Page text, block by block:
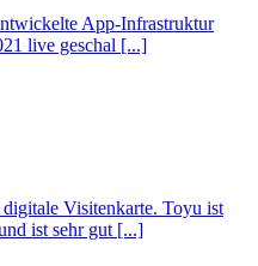
App-Infrastruktur
live geschal [...]
Visitenkarte. Toyu ist
ist sehr gut [...]